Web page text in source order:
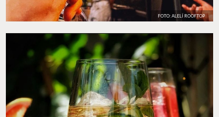
FOTO: ALELÍ ROOFTOP